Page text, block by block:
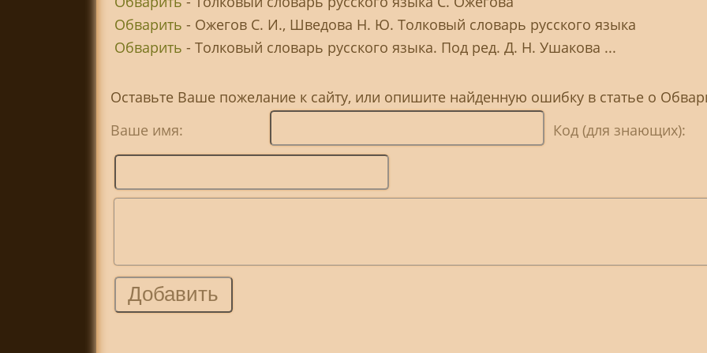
Обварить - Ожегов С. И., Шведова Н. Ю. Толковый словарь русского языка
Обварить - Толковый словарь русского языка. Под ред. Д. Н. Ушакова ...
Оставьте Ваше пожелание к сайту, или опишите найденную ошибку в статье о
Ваше имя:
Код (для знающих):